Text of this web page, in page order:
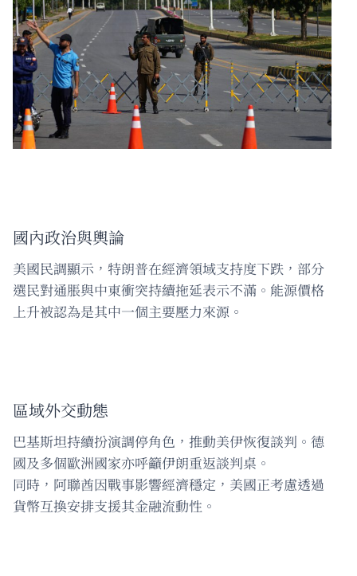
國內政治與輿論
美國民調顯示，特朗普在經濟領域支持度下跌，部分
選民對通脹與中東衝突持續拖延表示不滿。能源價格
上升被認為是其中一個主要壓力來源。
區域外交動態
巴基斯坦持續扮演調停角色，推動美伊恢復談判。德
國及多個歐洲國家亦呼籲伊朗重返談判桌。
同時，阿聯酋因戰事影響經濟穩定，美國正考慮透過
貨幣互換安排支援其金融流動性。